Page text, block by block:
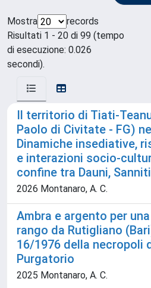
Mostra
records
Risultati 1 - 20 di 99 (tempo
di esecuzione: 0.026
secondi).
Il territorio di Tiati-
Paolo di Civitate - FG)
Dinamiche insediative,
e interazioni socio-
confine tra Dauni,
2026 Montanaro, A. C.
Ambra e argento per
rango da Rutigliano
16/1976 della necropoli
Purgatorio
2025 Montanaro, A. C.